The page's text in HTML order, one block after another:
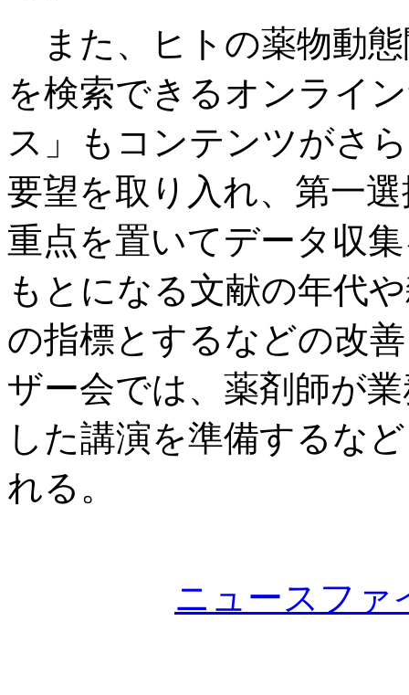
また、ヒトの薬物動
を検索できるオンライ
ス」もコンテンツがさ
要望を取り入れ、第一
重点を置いてデータ収
もとになる文献の年代
の指標とするなどの改
ザー会では、薬剤師が
した講演を準備するな
れる。
ニュースファ